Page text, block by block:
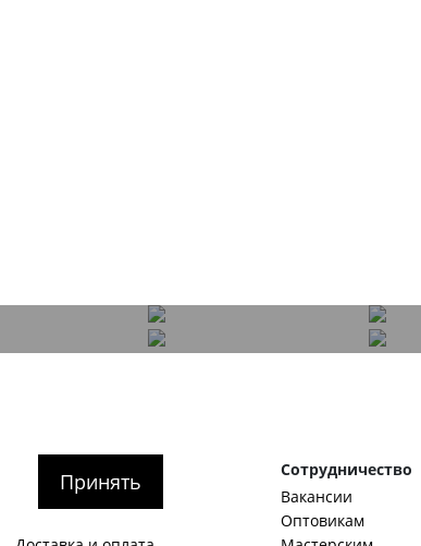
О компании
Сотрудничество
Вакансии
Оптовикам
Принять